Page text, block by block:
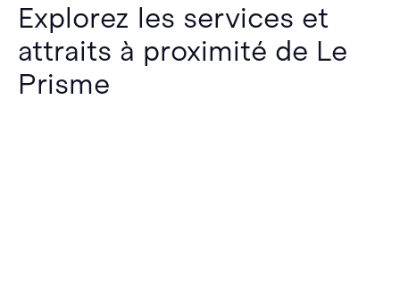
Explorez les services et
attraits à proximité de Le
Prisme